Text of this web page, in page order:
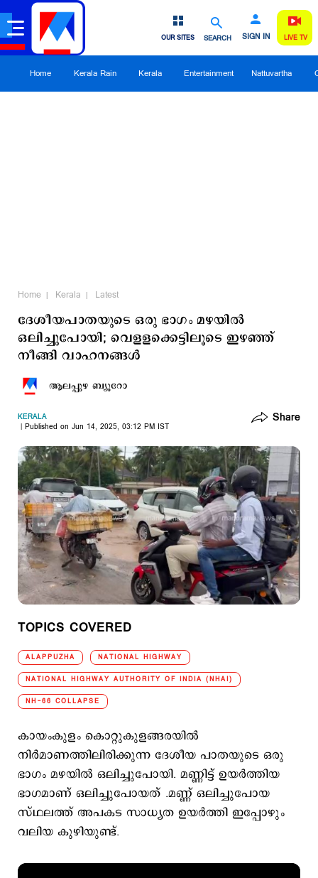
SEARCH SIGN IN
OUR SITES LIVE TV
Home Kerala Rain Kerala Entertainment Nattuvartha
Home Kerala Latest
ദേശീയപാതയുടെ ഒരു ഭാഗം മഴയില്‍
ഒലിച്ചുപോയി; വെളളക്കെട്ടിലൂടെ ഇഴഞ്ഞ്
നീങ്ങി വാഹനങ്ങള്‍
ആലപ്പുഴ ബ്യൂറോ
KERALA
Published on Jun 14, 2025, 03:12 PM IST
Share
TOPICS COVERED
ALAPPUZHA NATIONAL HIGHWAY
NATIONAL HIGHWAY AUTHORITY OF INDIA (NHAI)
NH-66 COLLAPSE
കായംകുളം കൊറ്റുകുളങ്ങരയിൽ
നിർമാണത്തിലിരിക്കുന്ന ദേശീയ പാതയുടെ ഒരു
ഭാഗം മഴയിൽ ഒലിച്ചുപോയി. മണ്ണിട്ട് ഉയർത്തിയ
ഭാഗമാണ് ഒലിച്ചുപോയത് .മണ്ണ് ഒലിച്ചുപോയ
സ്ഥലത്ത് അപകട സാധ്യത ഉയർത്തി ഇപ്പോഴും
വലിയ കുഴിയുണ്ട്.